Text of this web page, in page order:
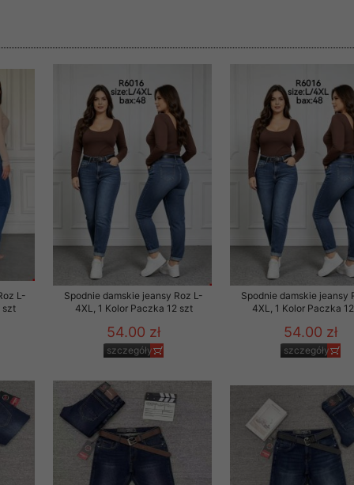
L-
szt
Spodnie damskie jeansy Roz L-
4XL, 1 Kolor Paczka 12 szt
54.00 zł
szczegóły
Spodnie damskie jeansy
4XL, 1 Kolor Paczka
54.00 zł
szczegóły
przez OMEZ
wycofanie zgody nie
oraz usunięcia
zautomatyzowanemu
Twoich
udzielonego przez
przechowujemy na
jedynie uprawnieni
swoich danych w celu